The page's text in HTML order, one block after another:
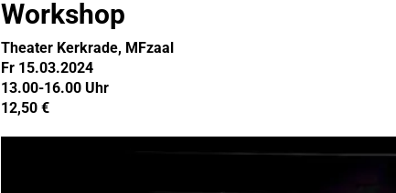
Workshop
Theater Kerkrade, MFzaal
Fr 15.03.2024
13.00-16.00 Uhr
12,50 €